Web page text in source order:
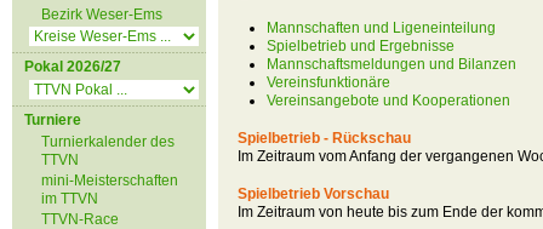
Bezirk Weser-Ems
Pokal 2026/27
Turniere
Turnierkalender des
TTVN
mini-Meisterschaften
im TTVN
TTVN-Race
Mannschaften und Ligeneinteilung
Spielbetrieb und Ergebnisse
Mannschaftsmeldungen und Bilanzen
Vereinsfunktionäre
Vereinsangebote und Kooperationen
Spielbetrieb - Rückschau
Im Zeitraum vom Anfang der vergangenen
Spielbetrieb Vorschau
Im Zeitraum von heute bis zum Ende der